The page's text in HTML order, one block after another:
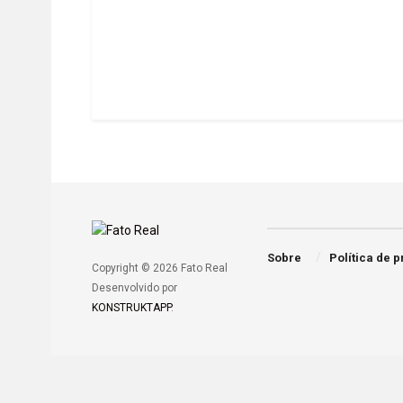
Copyright © 2026 Fato Real
Desenvolvido por
KONSTRUKTAPP.
Sobre Política de